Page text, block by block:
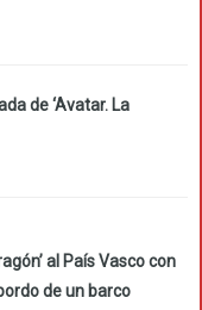
de ‘Avatar. La
al País Vasco con
de un barco